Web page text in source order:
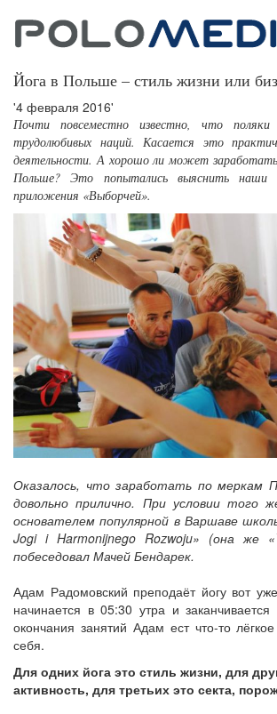
Йога в Польше – стиль жизни или
'4 февраля 2016'
Почти повсеместно известно, что
трудолюбивых наций. Касается это
деятельности. А хорошо ли может
Польше? Это попытались выяснить наши
приложения «Выборчей».
Оказалось, что заработать по меркам
довольно прилично. При условии того
основателем популярной в Варшаве
Jogi i Harmonijnego Rozwoju» (она же
побеседовал Мачей Бендарек.
Адам Радомовский преподаёт йогу вот
начинается в 05:30 утра и
окончания занятий Адам ест что-то
себя.
Для одних йога это стиль жизни, для
активность, для третьих это секта,